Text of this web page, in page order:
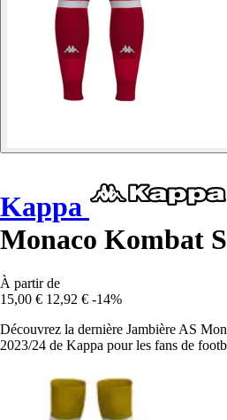
Kappa
Monaco Kombat
À partir de
15,00 € 12,92 € -14%
Découvrez la dernière Jambière AS
2023/24 de Kappa pour les fans de